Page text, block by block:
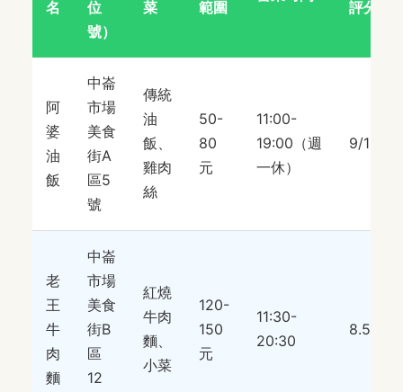
名
位
號）
菜 範圍 評分
阿
婆
油
飯
中崙
市場
美食
街A
區5
號
傳統
油
飯、
雞肉
絲
50-
80
元
11:00-
19:00（週
一休）
9/10
老
王
牛
肉
麵
中崙
市場
美食
街B
區
12
紅燒
牛肉
麵、
小菜
120-
150
元
11:30-
20:30
8.5/10